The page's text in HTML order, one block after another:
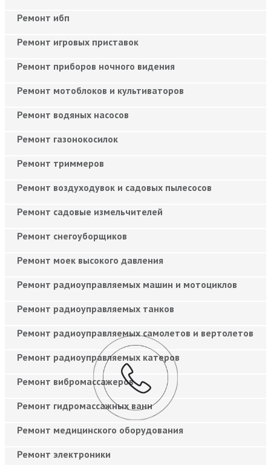
Ремонт ибп
Ремонт игровых приставок
Ремонт приборов ночного видения
Ремонт мотоблоков и культиваторов
Ремонт водяных насосов
Ремонт газонокосилок
Ремонт триммеров
Ремонт воздуходувок и садовых пылесосов
Ремонт садовые измельчителей
Ремонт снегоуборщиков
Ремонт моек высокого давления
Ремонт радиоуправляемых машин и мотоциклов
Ремонт радиоуправляемых танков
Ремонт радиоуправляемых самолетов и вертолетов
Ремонт радиоуправляемых катеров
Ремонт вибромассажеров
Ремонт гидромассажных ванн
Ремонт медицинского оборудования
Ремонт электроники